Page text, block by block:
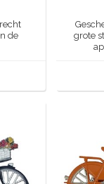
en Delfts
de
grote